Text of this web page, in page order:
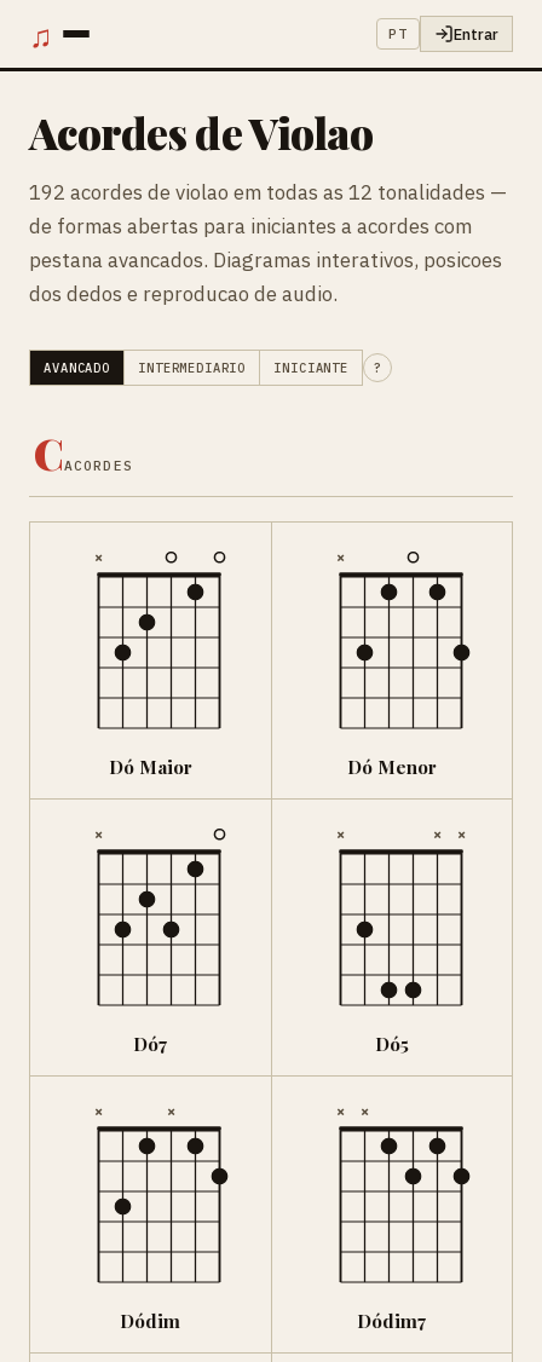
♫ PT Entrar
Acordes de Violao
192 acordes de violao em todas as 12 tonalidades —
de formas abertas para iniciantes a acordes com
pestana avancados. Diagramas interativos, posicoes
dos dedos e reproducao de audio.
AVANCADO INTERMEDIARIO INICIANTE ?
CACORDES
×
Dó Maior
×
Dó Menor
×
Dó7
× × ×
Dó5
× ×
Dódim
× ×
Dódim7